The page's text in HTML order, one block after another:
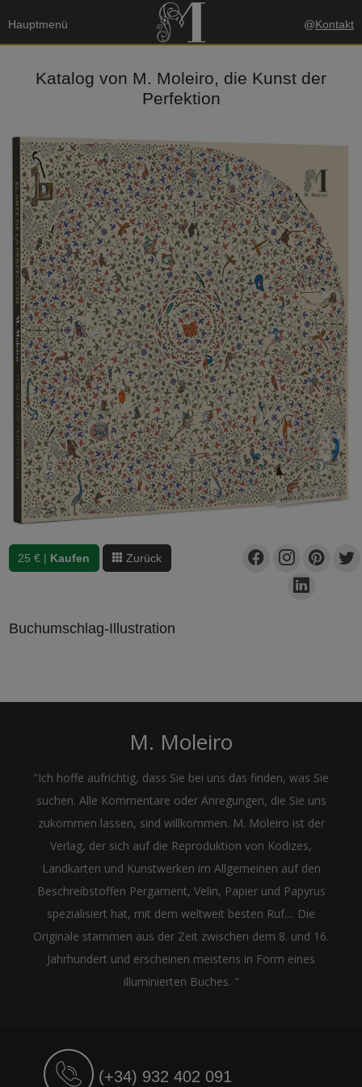
Hauptmenü @Kontakt
Katalog von M. Moleiro, die Kunst der
Perfektion
25 € | Kaufen Zurück
Buchumschlag-Illustration
M. Moleiro
"Ich hoffe aufrichtig, dass Sie bei uns das finden, was Sie
suchen. Alle Kommentare oder Anregungen, die Sie uns
zukommen lassen, sind willkommen. M. Moleiro ist der
Verlag, der sich auf die Reproduktion von Kodizes,
Landkarten und Kunstwerken im Allgemeinen auf den
Beschreibstoffen Pergament, Velin, Papier und Papyrus
spezialisiert hat, mit dem weltweit besten Ruf.... Die
Originale stammen aus der Zeit zwischen dem 8. und 16.
Jahrhundert und erscheinen meistens in Form eines
illuminierten Buches. "
(+34) 932 402 091